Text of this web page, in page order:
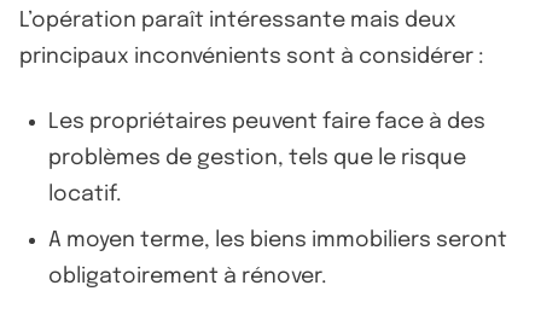
L’opération paraît intéressante mais deux
principaux inconvénients sont à considérer :
Les propriétaires peuvent faire face à des
problèmes de gestion, tels que le risque
locatif.
A moyen terme, les biens immobiliers seront
obligatoirement à rénover.